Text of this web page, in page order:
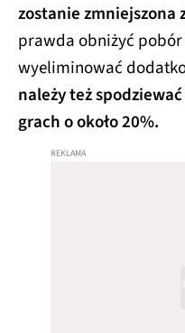
zostanie zmniejszona
prawda obniżyć pobór
wyeliminować
należy też
grach o około 20%.